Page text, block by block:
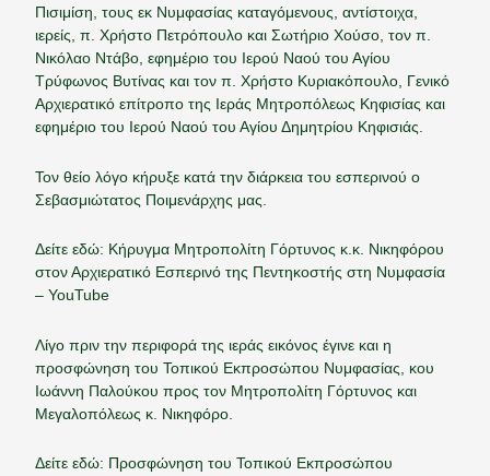
Πισιμίση, τους εκ Νυμφασίας καταγόμενους, αντίστοιχα,
ιερείς, π. Χρήστο Πετρόπουλο και Σωτήριο Χούσο, τον π.
Νικόλαο Ντάβο, εφημέριο του Ιερού Ναού του Αγίου
Τρύφωνος Βυτίνας και τον π. Χρήστο Κυριακόπουλο, Γενικό
Αρχιερατικό επίτροπο της Ιεράς Μητροπόλεως Κηφισίας και
εφημέριο του Ιερού Ναού του Αγίου Δημητρίου Κηφισιάς.
Τον θείο λόγο κήρυξε κατά την διάρκεια του εσπερινού ο
Σεβασμιώτατος Ποιμενάρχης μας.
Δείτε εδώ: Κήρυγμα Μητροπολίτη Γόρτυνος κ.κ. Νικηφόρου
στον Αρχιερατικό Εσπερινό της Πεντηκοστής στη Νυμφασία
– YouTube
Λίγο πριν την περιφορά της ιεράς εικόνος έγινε και η
προσφώνηση του Τοπικού Εκπροσώπου Νυμφασίας, κου
Ιωάννη Παλούκου προς τον Μητροπολίτη Γόρτυνος και
Μεγαλοπόλεως κ. Νικηφόρο.
Δείτε εδώ: Προσφώνηση του Τοπικού Εκπροσώπου